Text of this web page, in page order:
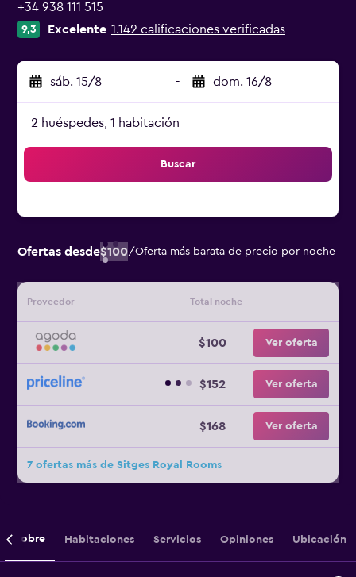
+34 938 111 515
9,3 Excelente 1.142 calificaciones verificadas
sáb. 15/8 - dom. 16/8
2 huéspedes, 1 habitación
Buscar
Ofertas desde$100/Oferta más barata de precio por noche
Proveedor Total noche
$100 Ver oferta
$152 Ver oferta
$168 Ver oferta
7 ofertas más de Sitges Royal Rooms
Sobre Habitaciones Servicios Opiniones Ubicación